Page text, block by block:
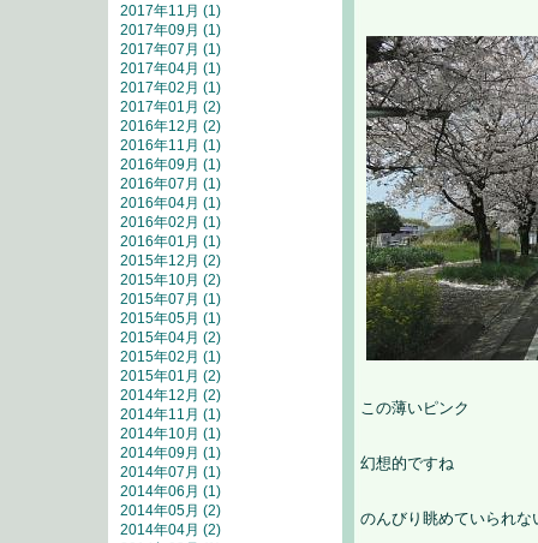
この薄いピンク
幻想的ですね
のんびり眺めていられ
2017年11月 (1)
2017年09月 (1)
2017年07月 (1)
2017年04月 (1)
2017年02月 (1)
2017年01月 (2)
2016年12月 (2)
2016年11月 (1)
2016年09月 (1)
2016年07月 (1)
2016年04月 (1)
2016年02月 (1)
2016年01月 (1)
2015年12月 (2)
2015年10月 (2)
2015年07月 (1)
2015年05月 (1)
2015年04月 (2)
2015年02月 (1)
2015年01月 (2)
2014年12月 (2)
2014年11月 (1)
2014年10月 (1)
2014年09月 (1)
2014年07月 (1)
2014年06月 (1)
2014年05月 (2)
2014年04月 (2)